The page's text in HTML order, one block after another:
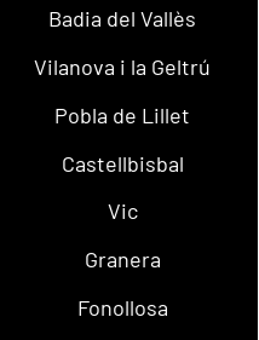
Badia del Vallès
Vilanova i la Geltrú
Pobla de Lillet
Castellbisbal
Vic
Granera
Fonollosa